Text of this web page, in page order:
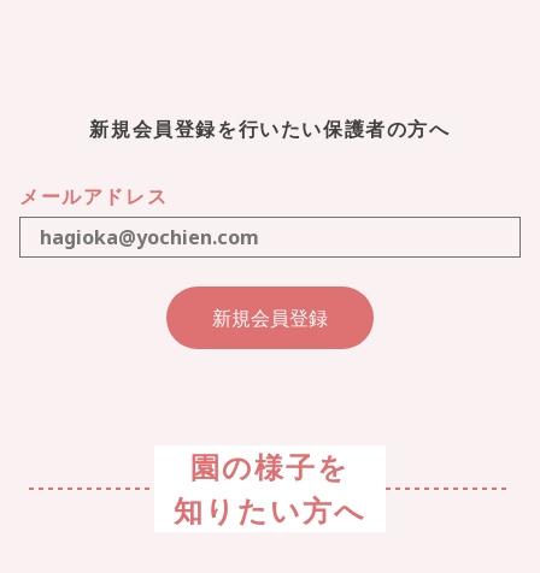
新規会員登録を行いたい保護者の方へ
メールアドレス
園の様子を
知りたい方へ